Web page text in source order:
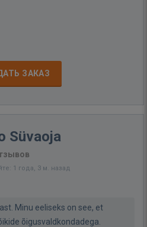
ЗАКАЗ
Süvaoja
1 года, 3 м. назад
Minu eeliseks on see, et
õigusvaldkondadega.